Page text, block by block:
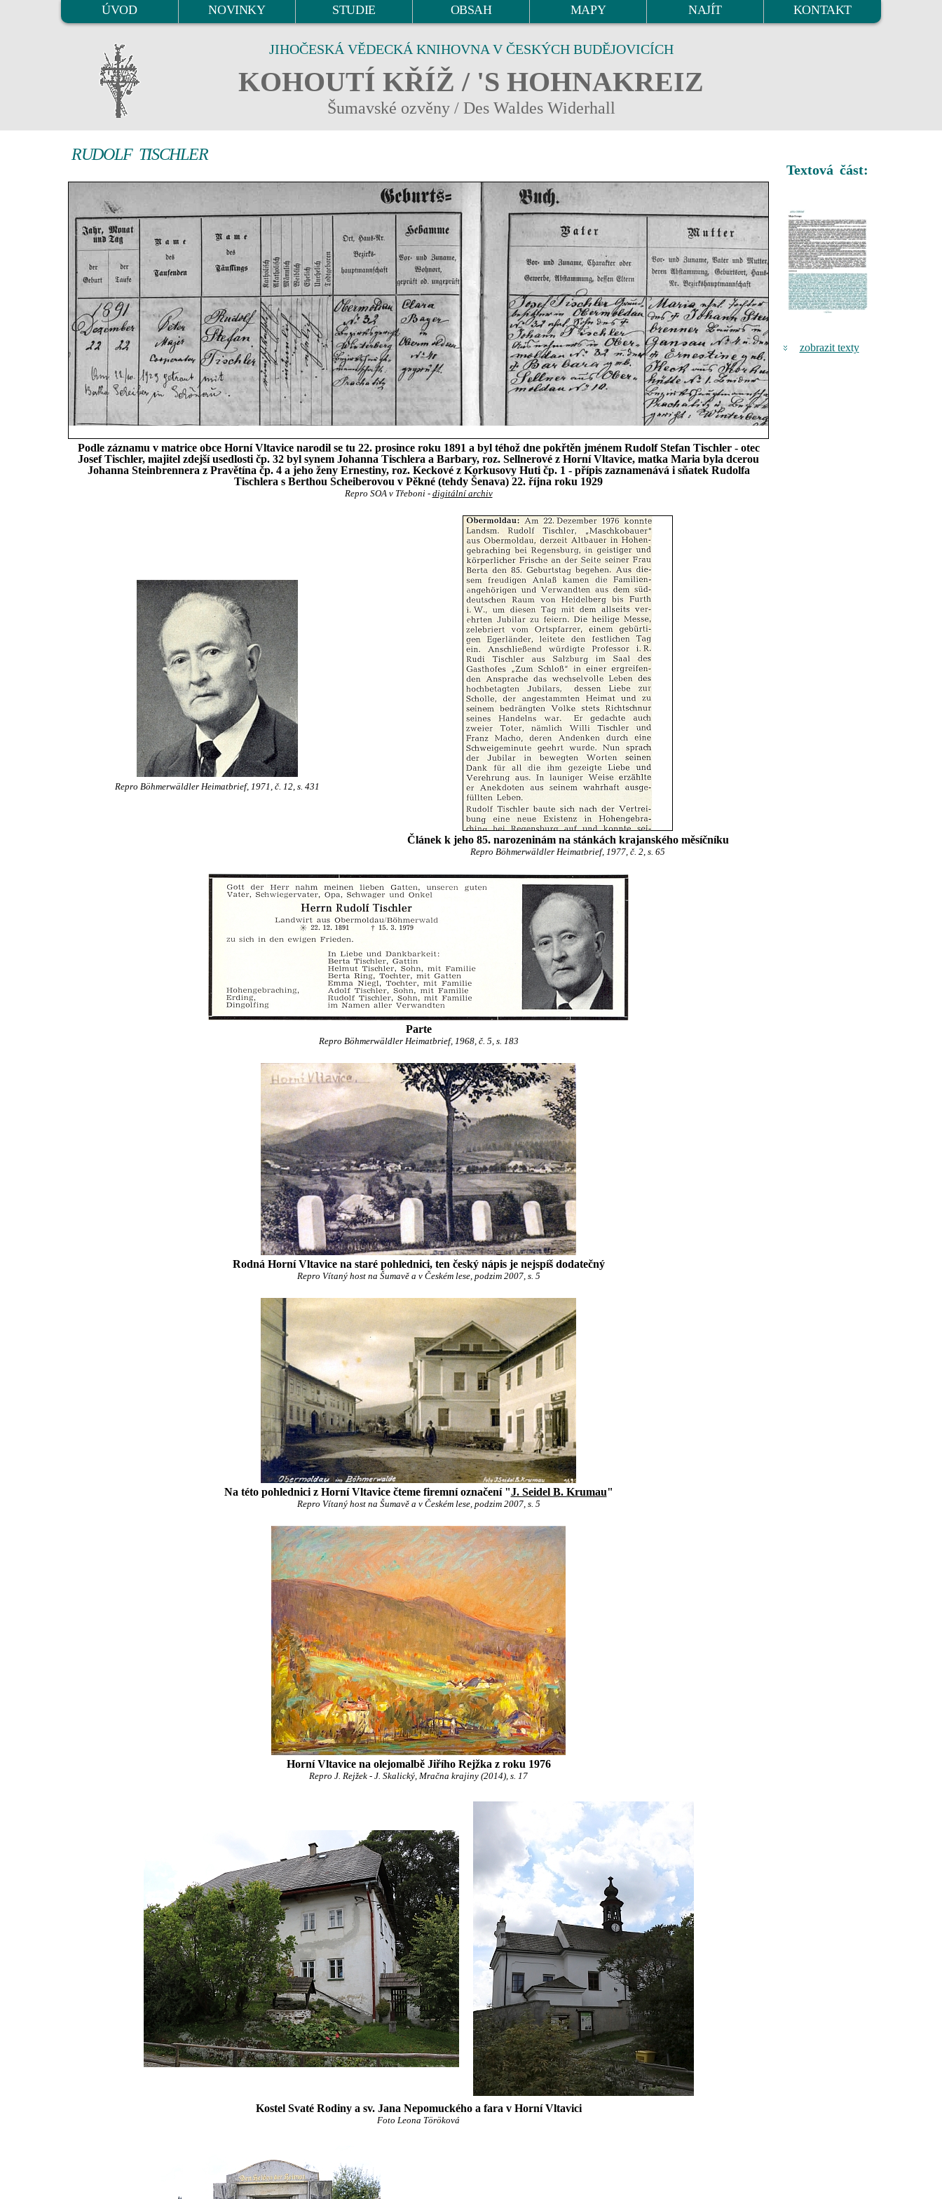
ÚVOD NOVINKY STUDIE OBSAH MAPY NAJÍT KONTAKT
JIHOČESKÁ VĚDECKÁ KNIHOVNA V ČESKÝCH BUDĚJOVICÍCH
KOHOUTÍ KŘÍŽ / 'S HOHNAKREIZ
Šumavské ozvěny / Des Waldes Widerhall
RUDOLF TISCHLER
Podle záznamu v matrice obce Horní Vltavice narodil se tu 22. prosince roku 1891 a byl téhož dne pokřtěn jménem Rudolf Stefan Tischler - otec
Josef Tischler, majitel zdejší usedlosti čp. 32 byl synem Johanna Tischlera a Barbary, roz. Sellnerové z Horní Vltavice, matka Maria byla dcerou
Johanna Steinbrennera z Pravětína čp. 4 a jeho ženy Ernestiny, roz. Keckové z Korkusovy Huti čp. 1 - přípis zaznamenává i sňatek Rudolfa
Tischlera s Berthou Scheiberovou v Pěkné (tehdy Šenava) 22. října roku 1929
Repro SOA v Třeboni - digitální archiv
Repro Böhmerwäldler Heimatbrief, 1971, č. 12, s. 431
Článek k jeho 85. narozeninám na stánkách krajanského měsíčníku
Repro Böhmerwäldler Heimatbrief, 1977, č. 2, s. 65
Parte
Repro Böhmerwäldler Heimatbrief, 1968, č. 5, s. 183
Rodná Horní Vltavice na staré pohlednici, ten český nápis je nejspíš dodatečný
Repro Vítaný host na Šumavě a v Českém lese, podzim 2007, s. 5
Na této pohlednici z Horní Vltavice čteme firemní označení "J. Seidel B. Krumau"
Repro Vítaný host na Šumavě a v Českém lese, podzim 2007, s. 5
Horní Vltavice na olejomalbě Jiřího Rejžka z roku 1976
Repro J. Rejžek - J. Skalický, Mračna krajiny (2014), s. 17
Kostel Svaté Rodiny a sv. Jana Nepomuckého a fara v Horní Vltavici
Foto Leona Töröková
Textová část:
zobrazit texty